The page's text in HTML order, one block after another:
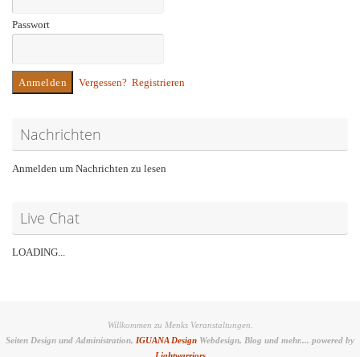
Passwort
Vergessen? Registrieren
Nachrichten
Anmelden um Nachrichten zu lesen
Live Chat
LOADING...
Willkommen zu Menks Veranstaltungen.
Seiten Design und Administration, IGUANA Design Webdesign, Blog und mehr.... powered by